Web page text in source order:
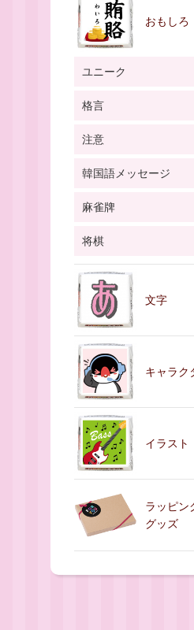
おもしろ
ユニーク
格言
注意
韓国語メッセージ
麻雀牌
将棋
文字
キャラク
イラスト
ラッピン
グッズ